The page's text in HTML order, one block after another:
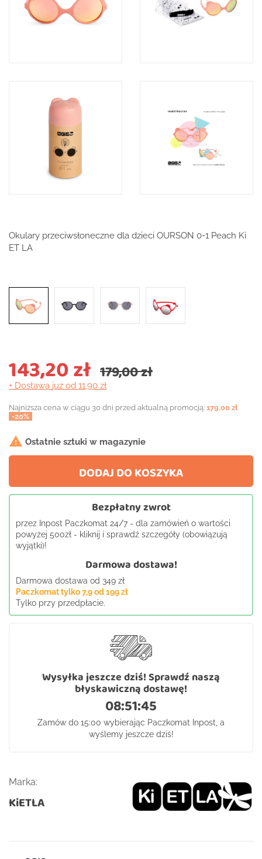
Okulary przeciwsłoneczne dla dzieci OURSON 0-1 Peach Ki
ET LA
179,00 zł
143,20 zł
+ Dostawa już od 11,90 zł
Najniższa cena w ciągu 30 dni przed aktualną promocją: 179,00 zł
-20%
 Ostatnie sztuki w magazynie
DODAJ DO KOSZYKA
Bezpłatny zwrot
przez Inpost Paczkomat 24/7 - dla zamówień o wartości
powyżej 500zł - kliknij i sprawdź szczegóły (obowiązują
wyjątki)!
Darmowa dostawa!
Darmowa dostawa od 349 zł
Paczkomat tylko 7,9 od 199 zł
Tylko przy przedpłacie.
Wysyłka jeszcze dziś! Sprawdź naszą
błyskawiczną dostawę!
08:51:44
Zamów do 15:00 wybierając Paczkomat Inpost, a
wyślemy jeszcze dziś!
Marka:
KiETLA